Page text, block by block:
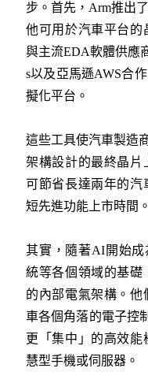
步。首先，Arm推出
他可用於汽車平台的
與主流EDA軟體供應
s以及亞馬遜AWS合
擬化平台。
這些工具使汽車製造
架構設計的最終晶片
可節省長達兩年的
短先進功能上市時間。
其實，隨著AI開始
統等各個領域的基礎
的內部電氣架構。
車各個角落的電子控
更「集中」的高效
慧型手機或伺服器。